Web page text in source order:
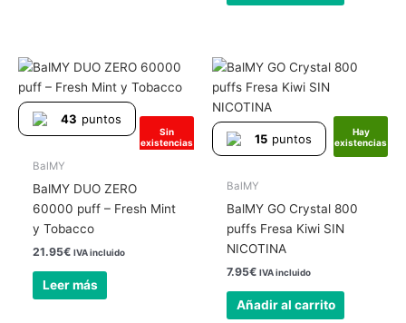
Sin
existencias
43 puntos
BalMY
BalMY DUO ZERO
60000 puff – Fresh Mint
y Tobacco
21.95€ IVA incluido
Leer más
Hay
existencias
15 puntos
BalMY
BalMY GO Crystal 800
puffs Fresa Kiwi SIN
NICOTINA
7.95€ IVA incluido
Añadir al carrito